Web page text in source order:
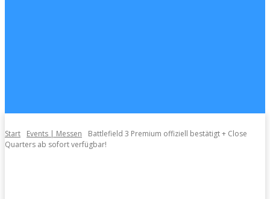
Start Events | Messen
Battlefield 3 Premium offiziell bestätigt + Close
Quarters ab sofort verfügbar!